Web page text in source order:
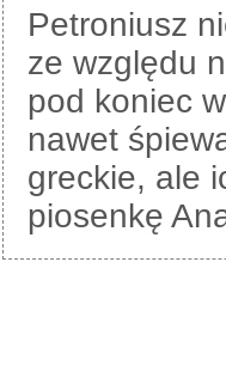
Petroniusz
ze względu
pod koniec
nawet
greckie, ale
piosenkę